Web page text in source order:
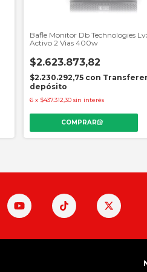
Bafle Monitor Db Technologies
Activo 2 Vias 400w
$2.623.873,82
$2.230.292,75 con
depósito
6 x $437.312,30 sin interés